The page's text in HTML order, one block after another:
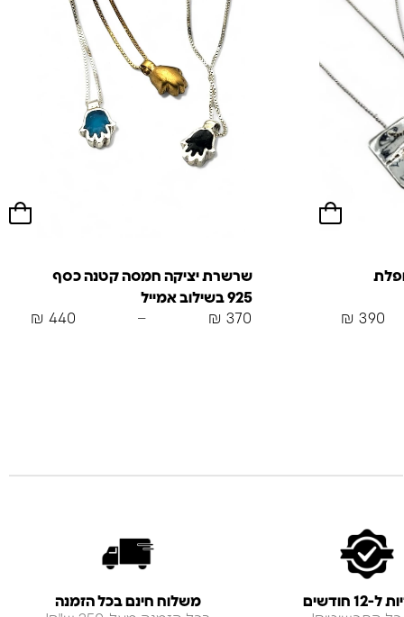
₪ 390
שרשרת יציקה חמסה קטנה כסף
925 בשילוב אמייל
₪ 370
–
₪ 440
12 חודשים
משלוח חינם בכל הזמנה